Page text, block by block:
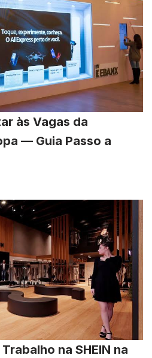
às Vagas da
— Guia Passo a
na SHEIN na